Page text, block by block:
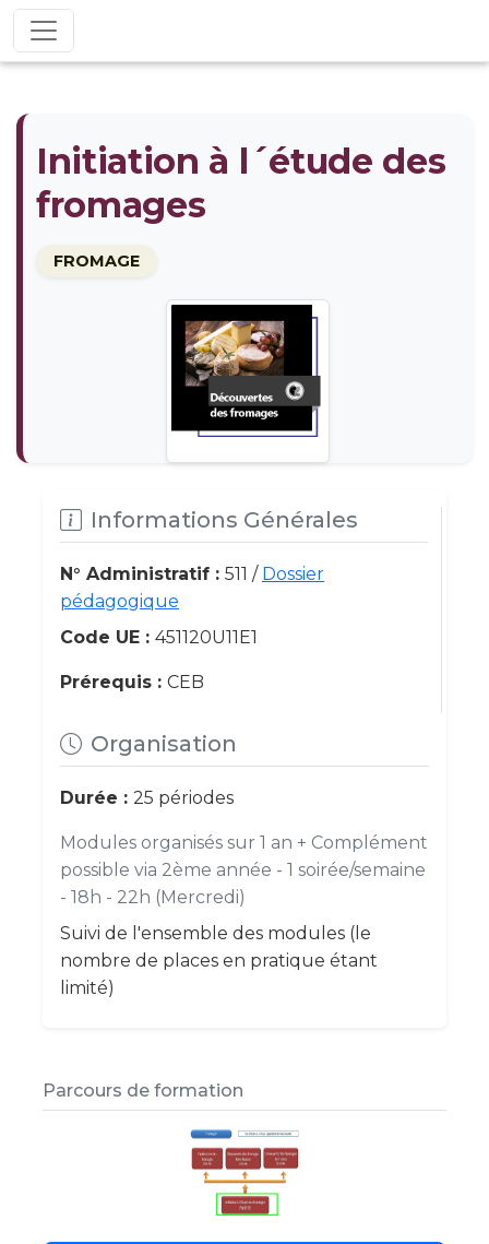
Initiation à l´étude des
fromages
FROMAGE
Informations Générales
N° Administratif : 511 / Dossier
pédagogique
Code UE : 451120U11E1
Prérequis : CEB
Organisation
Durée : 25 périodes
Modules organisés sur 1 an + Complément
possible via 2ème année - 1 soirée/semaine
- 18h - 22h (Mercredi)
Suivi de l'ensemble des modules (le
nombre de places en pratique étant
limité)
Parcours de formation